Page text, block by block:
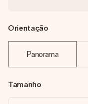
Orientação
Panorama
Tamanho